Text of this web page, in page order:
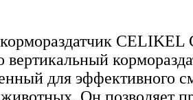
CELIKEL
вертикальный
для эффективного